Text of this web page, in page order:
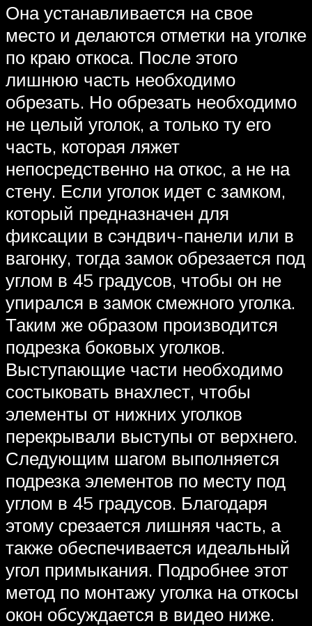
Она устанавливается на свое
место и делаются отметки на уголке
по краю откоса. После этого
лишнюю часть необходимо
обрезать. Но обрезать необходимо
не целый уголок, а только ту его
часть, которая ляжет
непосредственно на откос, а не на
стену. Если уголок идет с замком,
который предназначен для
фиксации в сэндвич-панели или в
вагонку, тогда замок обрезается под
углом в 45 градусов, чтобы он не
упирался в замок смежного уголка.
Таким же образом производится
подрезка боковых уголков.
Выступающие части необходимо
состыковать внахлест, чтобы
элементы от нижних уголков
перекрывали выступы от верхнего.
Следующим шагом выполняется
подрезка элементов по месту под
углом в 45 градусов. Благодаря
этому срезается лишняя часть, а
также обеспечивается идеальный
угол примыкания. Подробнее этот
метод по монтажу уголка на откосы
окон обсуждается в видео ниже.